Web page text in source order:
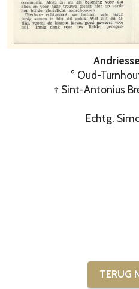
° Oud-
† Sint-Antonius
Echtg.
TERUG